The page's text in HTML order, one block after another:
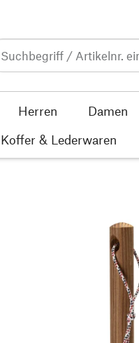
Herren Damen
Koffer & Lederwaren